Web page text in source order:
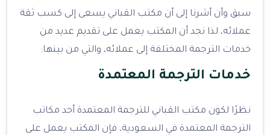
سبق وأن أشرنا إلى أن مكتب القباني يسعى إلى كسب ثقة
عملائه، لذا نجد أن المكتب يعمل على تقديم عديد من
خدمات الترجمة المختلفة إلى عملائه، والتي من بينها:
خدمات الترجمة المعتمدة
نظرًا لكون مكتب القباني للترجمة المعتمدة أحد مكاتب
الترجمة المعتمدة في السعودية، فإن المكتب يعمل على